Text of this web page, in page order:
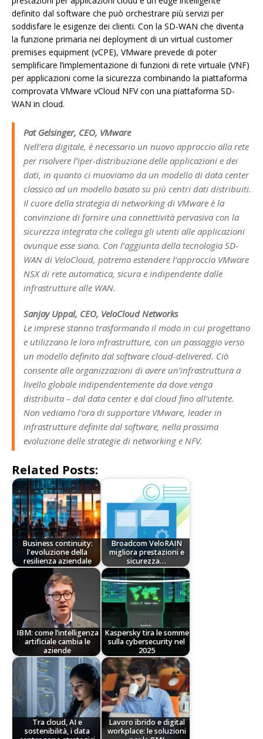
definito dal software che può orchestrare più servizi per
soddisfare le esigenze dei clienti. Con la SD-WAN che diventa
la funzione primaria nei deployment di un virtual customer
premises equipment (vCPE), VMware prevede di poter
semplificare l’implementazione di funzioni di rete virtuale (VNF)
per applicazioni come la sicurezza combinando la piattaforma
comprovata VMware vCloud NFV con una piattaforma SD-
WAN in cloud.
Pat Gelsinger, CEO, VMware
Nell’era digitale, è necessario un nuovo approccio alla rete
per risolvere l’iper-distribuzione delle applicazioni e dei
dati, in quanto ci muoviamo da un modello di data center
classico ad un modello basato su più centri dati distribuiti.
Il cuore della strategia di networking di VMware è la
convinzione di fornire una connettività pervasiva con la
sicurezza integrata che collega gli utenti alle applicazioni
ovunque esse siano. Con l’aggiunta della tecnologia SD-
WAN di VeloCloud, potremo estendere l’approccio VMware
NSX di rete automatica, sicura e indipendente dalle
infrastrutture alle WAN.
Sanjay Uppal, CEO, VeloCloud Networks
Le imprese stanno trasformando il modo in cui progettano
e utilizzano le loro infrastrutture, con un passaggio verso
un modello definito dal software cloud-delivered. Ciò
consente alle organizzazioni di avere un’infrastruttura a
livello globale indipendentemente da dove venga
distribuita – dal data center e dal cloud fino all’utente.
Non vediamo l’ora di supportare VMware, leader in
infrastrutture definite dal software, nella prossima
evoluzione delle strategie di networking e NFV.
Related Posts:
Business continuity:
l'evoluzione della
resilienza aziendale
Broadcom VeloRAIN
migliora prestazioni e
sicurezza…
IBM: come l’intelligenza
artificiale cambia le
aziende
Kaspersky tira le somme
sulla cybersecurity nel
2025
Tra cloud, AI e
sostenibilità, i data
Lavoro ibrido e digital
workplace: le soluzioni